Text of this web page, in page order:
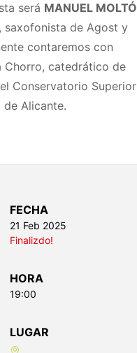
será MANUEL MOLTÓ
, saxofonista de Agost y
contaremos con
Chorro, catedrático de
Conservatorio Superior
de Alicante.
FECHA
21 Feb 2025
Finalizdo!
HORA
19:00
LUGAR